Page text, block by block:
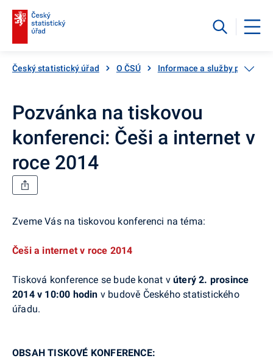
Český statistický úřad O ČSÚ Informace a služby pro
Pozvánka na tiskovou
konferenci: Češi a internet v
roce 2014
Zveme Vás na tiskovou konferenci na téma:
Češi a internet v roce 2014
Tisková konference se bude konat v úterý 2. prosince
2014 v 10:00 hodin v budově Českého statistického
úřadu.
OBSAH TISKOVÉ KONFERENCE: